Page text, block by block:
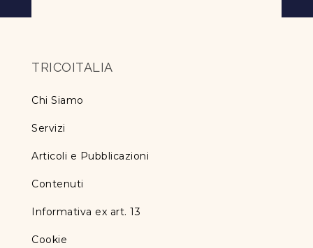
TRICOITALIA
Chi Siamo
Servizi
Articoli e Pubblicazioni
Contenuti
Informativa ex art. 13
Cookie